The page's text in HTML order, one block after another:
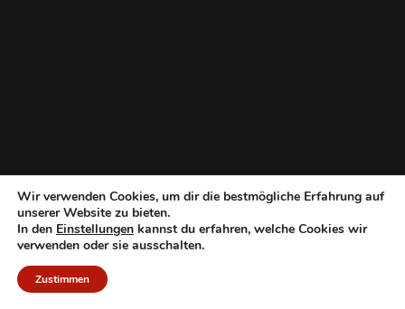
Wir verwenden Cookies, um dir die bestmögliche Erfahrung auf
unserer Website zu bieten.
In den Einstellungen kannst du erfahren, welche Cookies wir
verwenden oder sie ausschalten.
Zustimmen